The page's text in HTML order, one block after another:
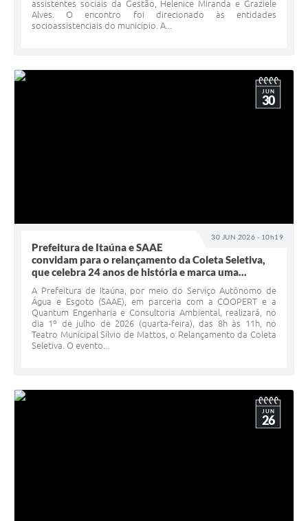
assistentes sociais da Gestão, Helenice Miranda e Graziele
Alves. O encontro foi direcionado às entidades
socioassistenciais do município. A...
30 JUN 2026 - 10h19
JUN
30
Prefeitura de Itaúna e SAAE
convidam para o relançamento da Coleta Seletiva,
que celebra 24 anos de história e marca uma...
A Prefeitura de Itaúna, por meio do Serviço Autônomo de
Água e Esgoto (SAAE), em parceria com a COOPERT e a
Quantum Engenharia e Consultoria Ambiental, realizará, no
dia 1º de julho de 2026 (quarta-feira), das 8h às 11h, no
Teatro Municipal Sílvio de Mattos, o Relançamento da Coleta
Seletiva. O evento...
JUN
26